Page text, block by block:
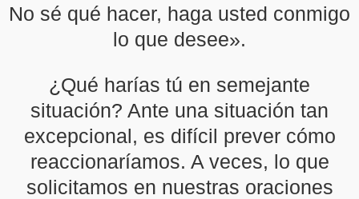
No sé qué hacer, haga usted conmigo
lo que desee».
¿Qué harías tú en semejante
situación? Ante una situación tan
excepcional, es difícil prever cómo
reaccionaríamos. A veces, lo que
solicitamos en nuestras oraciones